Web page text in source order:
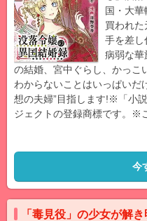
国・大
買われ
手を差し
病弱な華
の結婚、宮中ぐらし、かっこ
わからないことはいっぱいだ
想の夫婦”目指します!※「小
ジェクトの登録商標です。※
今
「毒見役」の少女が解